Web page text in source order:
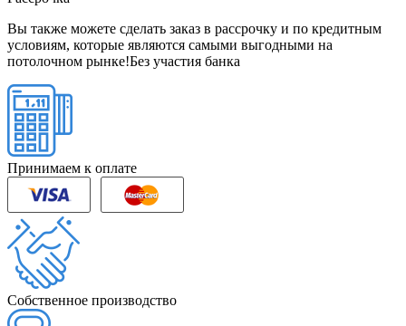
Вы также можете сделать заказ в рассрочку и по кредитным
условиям, которые являются самыми выгодными на
потолочном рынке!Без участия банка
Принимаем к оплате
Собственное производство